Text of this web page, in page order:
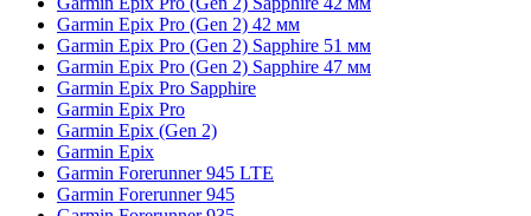
Garmin Epix Pro (Gen 2) 42 мм
Garmin Epix Pro (Gen 2) Sapphire 51 мм
Garmin Epix Pro (Gen 2) Sapphire 47 мм
Garmin Epix Pro Sapphire
Garmin Epix Pro
Garmin Epix (Gen 2)
Garmin Epix
Garmin Forerunner 945 LTE
Garmin Forerunner 945